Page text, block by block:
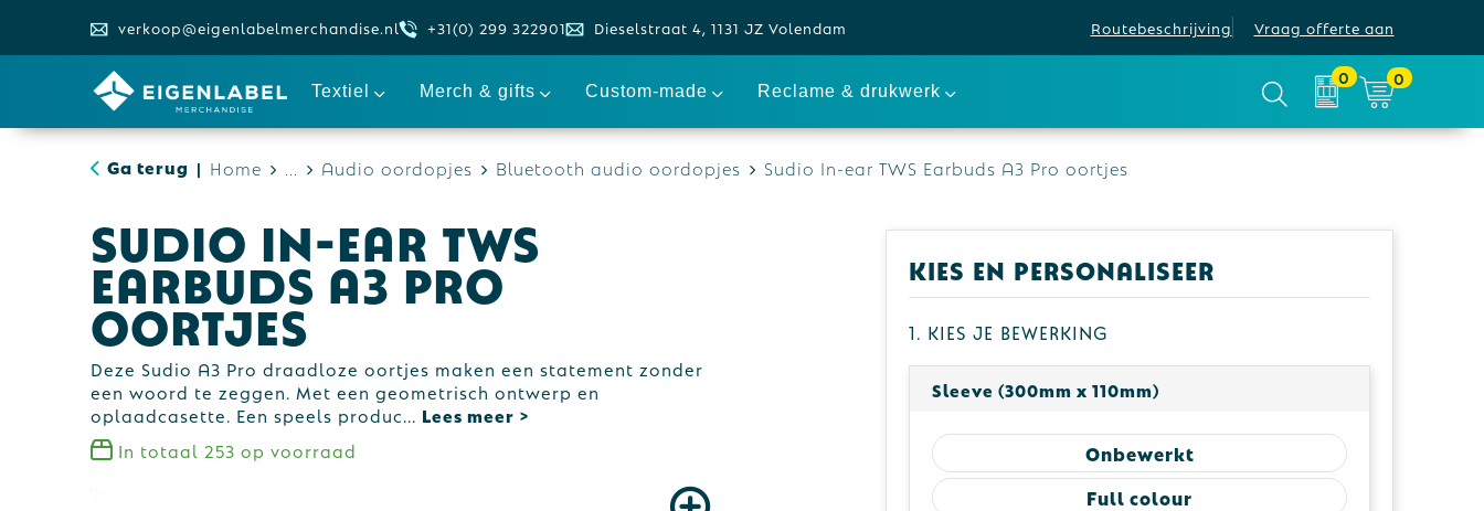
verkoop@eigenlabelmerchandise.nl +31(0) 299 322901 Dieselstraat 4, 1131 JZ Volendam Routebeschrijving Vraag offerte aan
Textiel Merch & gifts Custom-made Reclame & drukwerk
0 0
Ga terug | Home Audio oordopjes Bluetooth audio oordopjes Sudio In-ear TWS Earbuds A3 Pro oortjes
Sudio In-ear TWS
Earbuds A3 Pro
oortjes
Deze Sudio A3 Pro draadloze oortjes maken een statement zonder
een woord te zeggen. Met een geometrisch ontwerp en
oplaadcasette. Een speels produc
In totaal 253 op voorraad
Kies en personaliseer
1. Kies je bewerking
Sleeve (300mm x 110mm)
Onbewerkt
Full colour